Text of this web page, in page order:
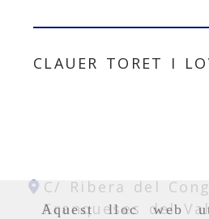
Aquest lloc web
CLAUER TORET I
C/ Ribera del
Franqueses del